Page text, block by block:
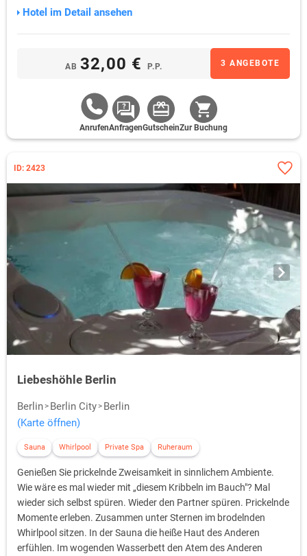
Hotel im Detail ansehen
AB 32,00 € P.P. 3 ANGEBOTE
AnrufenAnfragenGutscheinZur Buchung
ID: 2423
Liebeshöhle Berlin
Berlin Berlin City
Berlin
(Karte öffnen)
Sauna Whirlpool Private Spa Ruheraum
Genießen Sie prickelnde Zweisamkeit in sinnlichem Ambiente.
Wie wäre es mal wieder mit „diesem Kribbeln im Bauch"? Mal
wieder sich selbst spüren. Wieder den Partner spüren. Prickelnde
Momente erleben. Zusammen unter Sternen im brodelnden
Whirlpool sitzen. In der Sauna die heiße Haut des Anderen
erfühlen. Im wogenden Wasserbett den Atem des Anderen